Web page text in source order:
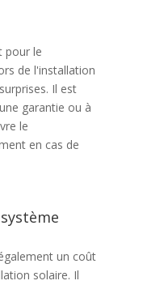
pour le
de l'installation
Il est
garantie ou à
le
en cas de
un coût
solaire. Il